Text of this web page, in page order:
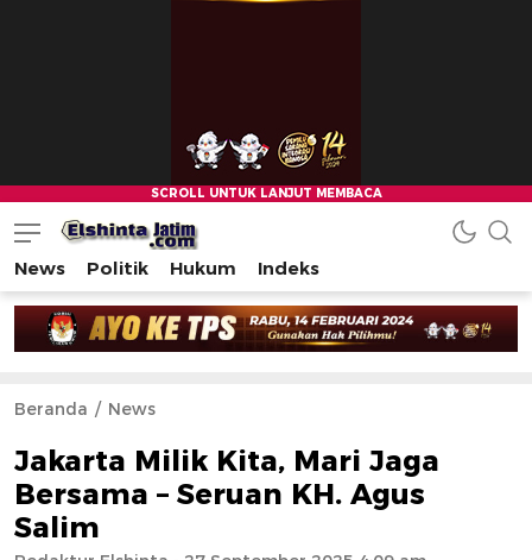
News Politik Hukum Indeks
Beranda News
Jakarta Milik Kita, Mari Jaga
Bersama – Seruan KH. Agus
Salim